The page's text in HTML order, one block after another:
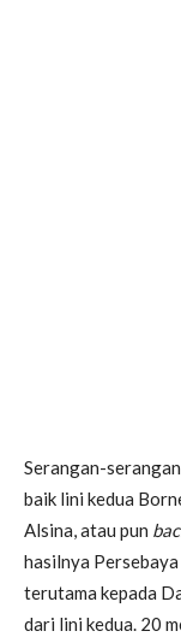
Serangan-
baik lini kedua
Alsina, atau pun
hasilnya
terutama kepada
dari lini kedua. 20